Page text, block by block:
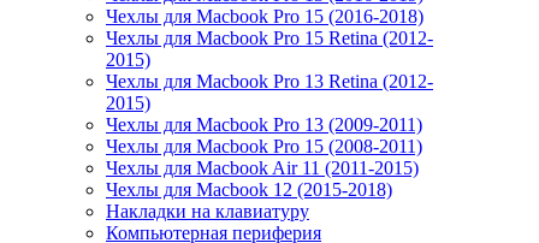
Чехлы для Macbook Pro 15 (2016-2018)
Чехлы для Macbook Pro 15 Retina (2012-
2015)
Чехлы для Macbook Pro 13 Retina (2012-
2015)
Чехлы для Macbook Pro 13 (2009-2011)
Чехлы для Macbook Pro 15 (2008-2011)
Чехлы для Macbook Air 11 (2011-2015)
Чехлы для Macbook 12 (2015-2018)
Накладки на клавиатуру
Компьютерная периферия